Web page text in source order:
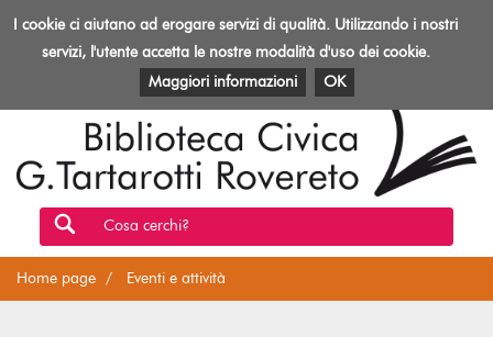
Toggle
Biblioteca
Rovereto
EVENTI E ATTIVITÀ PATRIMONIO E RISORSE
Cosa cerchi?
Home page Eventi e attività
I cookie ci aiutano ad erogare servizi di qualità. Utilizzando i nostri
servizi, l'utente accetta le nostre modalità d'uso dei cookie.
Maggiori informazioni
OK